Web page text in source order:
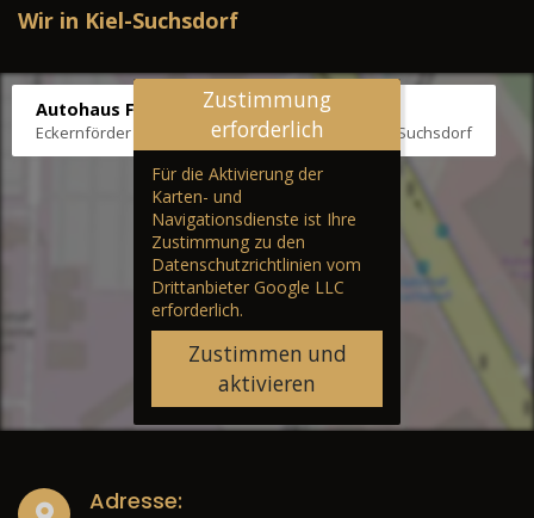
Wir in Kiel-Suchsdorf
Autohaus Fräter
Eckernförder Str. /Klausbrooker Weg 1, 24107 Kiel-Suchsdorf
Zustimmung
erforderlich
Für die Aktivierung der
Karten- und
Navigationsdienste ist Ihre
Zustimmung zu den
Datenschutzrichtlinien vom
Drittanbieter Google LLC
erforderlich.
Zustimmen und
aktivieren
Adresse: